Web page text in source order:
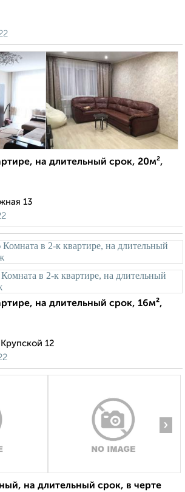
на длительный срок, 20м²,
13
на длительный срок, 16м²,
12
›
на длительный срок, в черте